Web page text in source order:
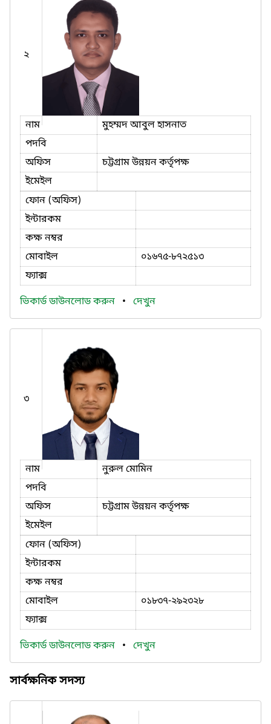
২
নাম
মুহম্মদ আবুল হাসনাত
পদবি
অফিস
চট্টগ্রাম উন্নয়ন কর্তৃপক্ষ
ইমেইল
ফোন (অফিস)
ইন্টারকম
কক্ষ নম্বর
মোবাইল
০১৬৭৫-৮৭২৫১৩
ফ্যাক্স
ভিকার্ড ডাউনলোড করুন • দেখুন
৩
নাম
নুরুল মোমিন
পদবি
অফিস
চট্টগ্রাম উন্নয়ন কর্তৃপক্ষ
ইমেইল
ফোন (অফিস)
ইন্টারকম
কক্ষ নম্বর
মোবাইল
০১৮৩৭-২৯২৩২৮
ফ্যাক্স
ভিকার্ড ডাউনলোড করুন • দেখুন
সার্বক্ষনিক সদস্য